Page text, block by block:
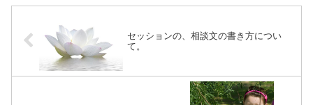
セッションの、相談文の書き方につい
て。